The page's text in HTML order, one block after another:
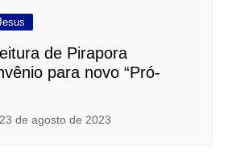
de Pirapora
para novo “Pró-
23 de agosto de 2023